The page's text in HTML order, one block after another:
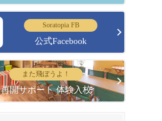
Soratopia FB
公式Facebook
また飛ぼうよ！
再開サポート 体験入校